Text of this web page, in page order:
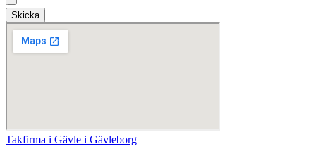
Skicka
Takfirma i Gävle i Gävleborg